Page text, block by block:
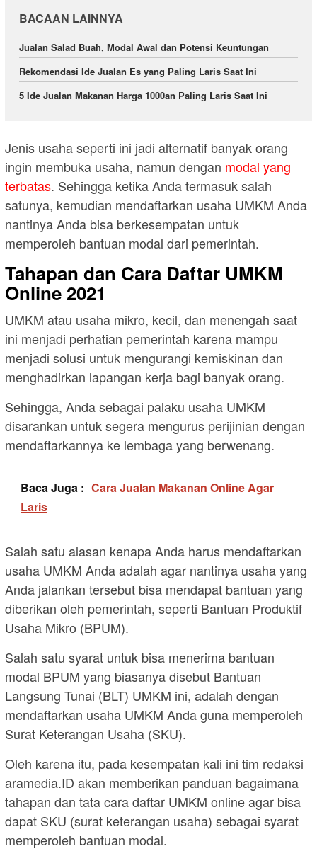
BACAAN LAINNYA
Jualan Salad Buah, Modal Awal dan Potensi Keuntungan
Rekomendasi Ide Jualan Es yang Paling Laris Saat Ini
5 Ide Jualan Makanan Harga 1000an Paling Laris Saat Ini
Jenis usaha seperti ini jadi alternatif banyak orang
ingin membuka usaha, namun dengan modal yang
terbatas. Sehingga ketika Anda termasuk salah
satunya, kemudian mendaftarkan usaha UMKM Anda
nantinya Anda bisa berkesempatan untuk
memperoleh bantuan modal dari pemerintah.
Tahapan dan Cara Daftar UMKM
Online 2021
UMKM atau usaha mikro, kecil, dan menengah saat
ini menjadi perhatian pemerintah karena mampu
menjadi solusi untuk mengurangi kemiskinan dan
menghadirkan lapangan kerja bagi banyak orang.
Sehingga, Anda sebagai palaku usaha UMKM
disarankan untuk segera mengurus perijinian dengan
mendaftarkannya ke lembaga yang berwenang.
Baca Juga : Cara Jualan Makanan Online Agar
Laris
Salah satu alasan kenapa Anda harus mendaftarkan
usaha UMKM Anda adalah agar nantinya usaha yang
Anda jalankan tersebut bisa mendapat bantuan yang
diberikan oleh pemerintah, seperti Bantuan Produktif
Usaha Mikro (BPUM).
Salah satu syarat untuk bisa menerima bantuan
modal BPUM yang biasanya disebut Bantuan
Langsung Tunai (BLT) UMKM ini, adalah dengan
mendaftarkan usaha UMKM Anda guna memperoleh
Surat Keterangan Usaha (SKU).
Oleh karena itu, pada kesempatan kali ini tim redaksi
aramedia.ID akan memberikan panduan bagaimana
tahapan dan tata cara daftar UMKM online agar bisa
dapat SKU (surat keterangan usaha) sebagai syarat
memperoleh bantuan modal.